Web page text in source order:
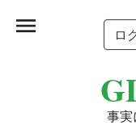
ロ
事実
menu